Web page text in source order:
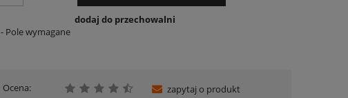
dodaj do przechowalni
- Pole wymagane
Ocena:
zapytaj o produkt